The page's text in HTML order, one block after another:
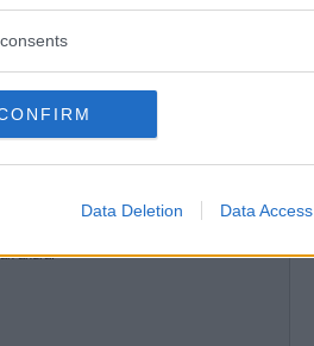
Data Deletion Data Access
2012-04-15 19:41
fenomen som uppträder...
andra.